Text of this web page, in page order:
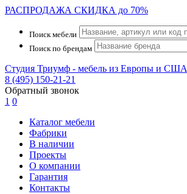
РАСПРОДАЖА СКИДКА до 70%
Поиск мебели
Поиск по брендам
Студия Триумф - мебель из Европы и США
8 (495) 150-21-21
Обратный звонок
1 0
Каталог мебели
Фабрики
В наличии
Проекты
О компании
Гарантия
Контакты